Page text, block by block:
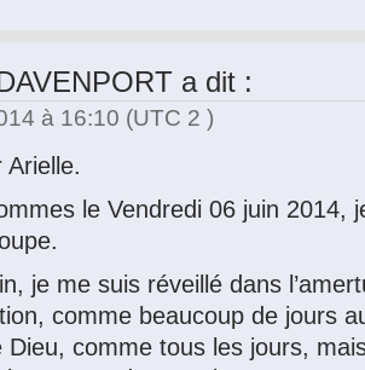
a dit :
à 16:10 (UTC 2 )
Arielle.
le Vendredi 06 juin 2014,
je me suis réveillé dans
comme beaucoup de jours
Dieu, comme tous les jours,